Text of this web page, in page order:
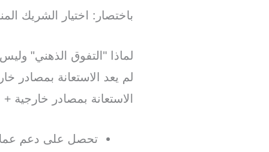
باختصار: اختيار الشريك
لماذا "التفوق الذهني"
الاستعانة بمصادر خارجية
تحصل على دعم